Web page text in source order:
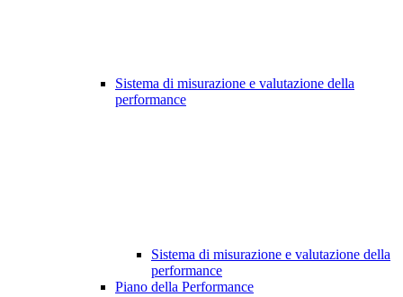
Sistema di misurazione e valutazione della
performance
Sistema di misurazione e valutazione della
performance
Piano della Performance